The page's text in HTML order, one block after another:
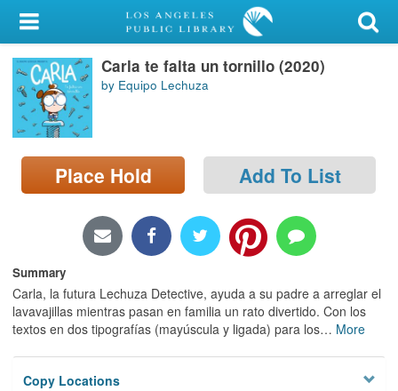
My Account
Library Card
Sign In
Search
Locations/Hours (external
Carla te falta un tornillo (2020)
by Equipo Lechuza
Place Hold Add To List
Summary
Carla, la futura Lechuza Detective, ayuda a su padre a arreglar el
lavavajillas mientras pasan en familia un rato divertido. Con los
textos en dos tipografías (mayúscula y ligada) para los… More
Copy Locations